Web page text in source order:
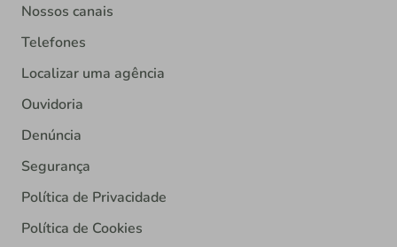
Nossos canais
Telefones
Localizar uma agência
Ouvidoria
Denúncia
Segurança
Política de Privacidade
Política de Cookies